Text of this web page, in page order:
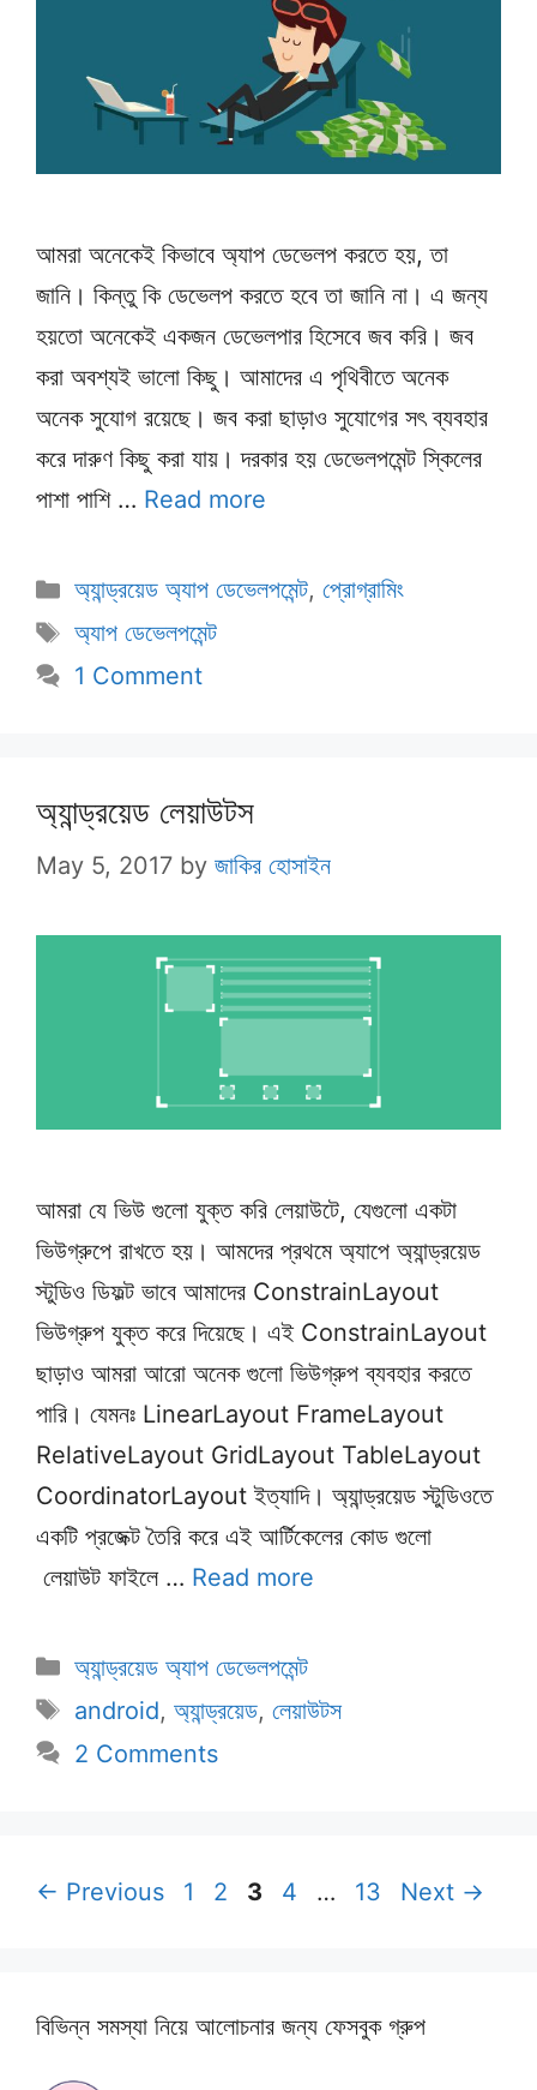
আমরা অনেকেই কিভাবে অ্যাপ ডেভেলপ করতে হয়, তা
জানি। কিন্তু কি ডেভেলপ করতে হবে তা জানি না। এ জন্য
হয়তো অনেকেই একজন ডেভেলপার হিসেবে জব করি। জব
করা অবশ্যই ভালো কিছু। আমাদের এ পৃথিবীতে অনেক
অনেক সুযোগ রয়েছে। জব করা ছাড়াও সুযোগের সৎ ব্যবহার
করে দারুণ কিছু করা যায়। দরকার হয় ডেভেলপমেন্ট স্কিলের
পাশা পাশি … Read more
Categories
অ্যান্ড্রয়েড অ্যাপ ডেভেলপমেন্ট, প্রোগ্রামিং
Tags
অ্যাপ ডেভেলপমেন্ট
1 Comment
অ্যান্ড্রয়েড লেয়াউটস
May 5, 2017 by জাকির হোসাইন
আমরা যে ভিউ গুলো যুক্ত করি লেয়াউটে, যেগুলো একটা
ভিউগ্রুপে রাখতে হয়। আমদের প্রথমে অ্যাপে অ্যান্ড্রয়েড
স্টুডিও ডিফল্ট ভাবে আমাদের ConstrainLayout
ভিউগ্রুপ যুক্ত করে দিয়েছে। এই ConstrainLayout
ছাড়াও আমরা আরো অনেক গুলো ভিউগ্রুপ ব্যবহার করতে
পারি। যেমনঃ LinearLayout FrameLayout
RelativeLayout GridLayout TableLayout
CoordinatorLayout ইত্যাদি। অ্যান্ড্রয়েড স্টুডিওতে
একটি প্রজেক্ট তৈরি করে এই আর্টিকেলের কোড গুলো
লেয়াউট ফাইলে … Read more
Categories
অ্যান্ড্রয়েড অ্যাপ ডেভেলপমেন্ট
Tags
android, অ্যান্ড্রয়েড, লেয়াউটস
2 Comments
← Previous Page
1 Page
2 Page
3 Page
4 … Page
13 Next →
বিভিন্ন সমস্যা নিয়ে আলোচনার জন্য ফেসবুক গ্রুপ